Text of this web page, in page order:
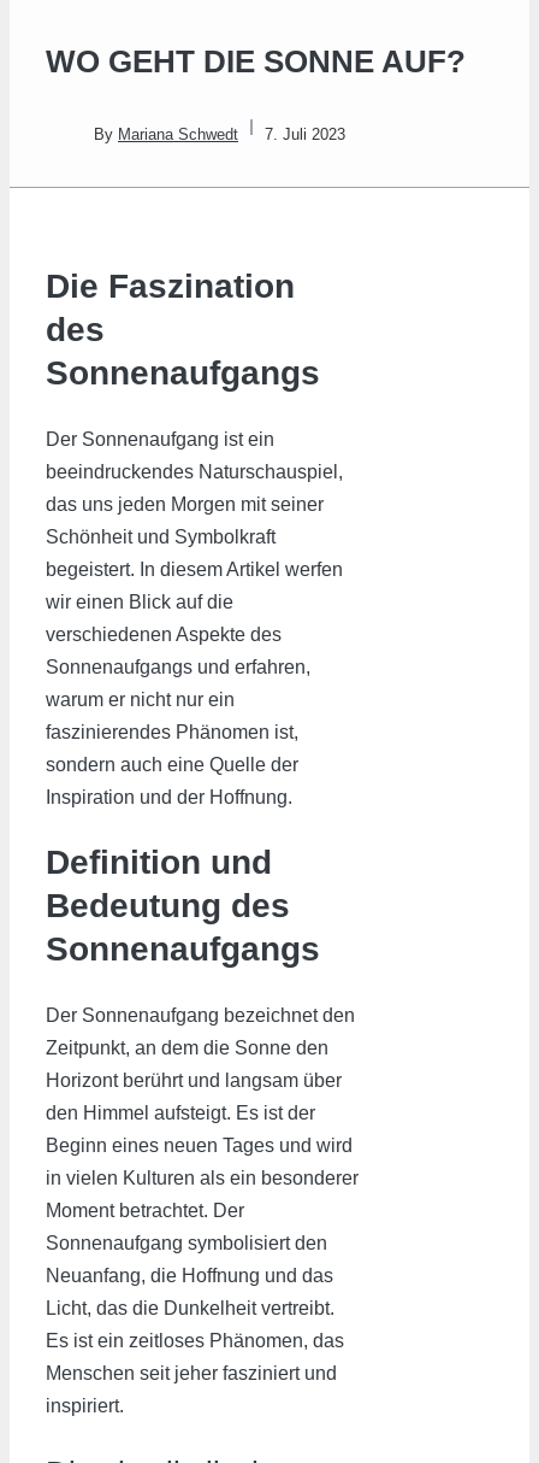
WO GEHT DIE SONNE AUF?
By Mariana Schwedt 7. Juli 2023
Die Faszination
des
Sonnenaufgangs
Der Sonnenaufgang ist ein
beeindruckendes Naturschauspiel,
das uns jeden Morgen mit seiner
Schönheit und Symbolkraft
begeistert. In diesem Artikel werfen
wir einen Blick auf die
verschiedenen Aspekte des
Sonnenaufgangs und erfahren,
warum er nicht nur ein
faszinierendes Phänomen ist,
sondern auch eine Quelle der
Inspiration und der Hoffnung.
Definition und
Bedeutung des
Sonnenaufgangs
Der Sonnenaufgang bezeichnet den
Zeitpunkt, an dem die Sonne den
Horizont berührt und langsam über
den Himmel aufsteigt. Es ist der
Beginn eines neuen Tages und wird
in vielen Kulturen als ein besonderer
Moment betrachtet. Der
Sonnenaufgang symbolisiert den
Neuanfang, die Hoffnung und das
Licht, das die Dunkelheit vertreibt.
Es ist ein zeitloses Phänomen, das
Menschen seit jeher fasziniert und
inspiriert.